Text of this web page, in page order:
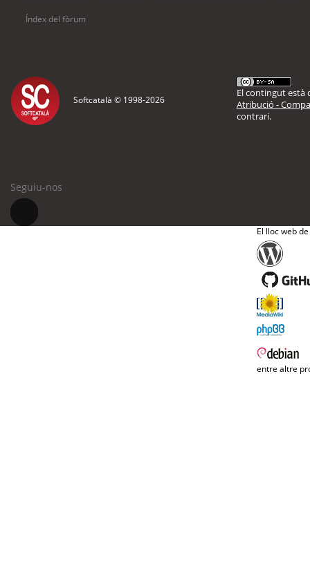
Índex del fòrum
Softcatalà © 1998-2026
El contingut està
Atribució -
contrari.
Seguiu-nos
El lloc web
entre altre